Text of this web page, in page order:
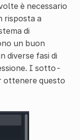
è necessario
risposta a
di
un buon
diverse fasi di
I sotto-
ottenere questo